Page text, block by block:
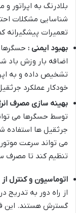
بلادرنگ به اپراتور و
شناسایی مشکلات
تعمیرات پیشگیرانه
بهبود ایمنی : حسگرها
اضافه بار وزش باد
تشخیص داده و به
خودکار عملکرد
بهینه سازی مصرف
توسط حسگرها می
جرثقیل ها استفاده
می تواند سرعت
تنظیم کند تا مصرف
اتوماسیون و کنترل از
از راه دور به
گسترش هستند. این